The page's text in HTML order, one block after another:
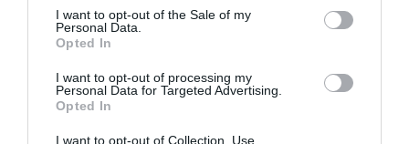
consent section.
I want to opt-out of the Sale of my
Personal Data.
Opted In
I want to opt-out of processing my
Personal Data for Targeted Advertising.
Opted In
I want to opt-out of Collection, Use,